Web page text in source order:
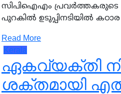
സിപിഐഎം പ്രവര്‍ത്തകരുടെ
പുറകില്‍ ഉടുപ്പിനടിയില്‍
Read More
Kerala
ഏകവ്യക്തി
ശക്തമായി